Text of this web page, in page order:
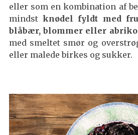
eller som en kombination af
mindstknødel fyldt med
blåbær, blommer eller
med smeltet smør og
eller malede birkes og sukker.